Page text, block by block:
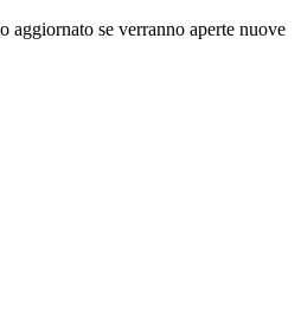
aggiornato se verranno aperte nuove